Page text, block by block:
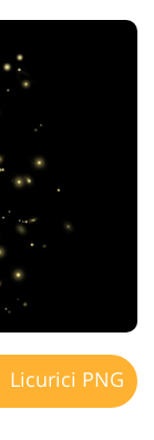
Licurici PNG